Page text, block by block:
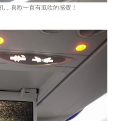
，喜歡一直有風吹的感覺！